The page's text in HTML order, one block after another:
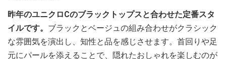
昨年のユニクロCのブラックトップスと合わせた定番スタ
イルです。 ブラックとベージュの組み合わせがクラシック
な雰囲気を演出し、知性と品を感じさせます。首回りや足
元にパールを添えることで、隠れたおしゃれを楽しむのが